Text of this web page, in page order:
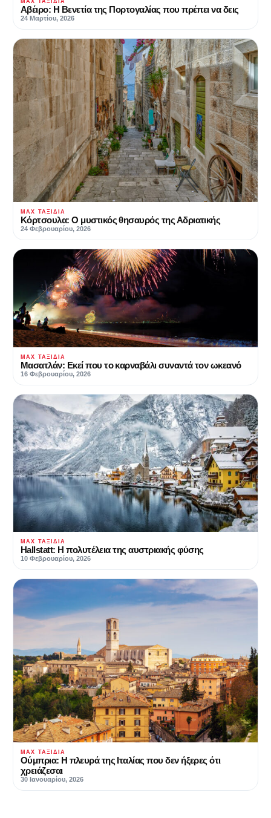
MAX ΤΑΞΊΔΙΑ
Αβέιρο: Η Βενετία της Πορτογαλίας που πρέπει να δεις
24 Μαρτίου, 2026
MAX ΤΑΞΊΔΙΑ
Κόρτσουλα: Ο μυστικός θησαυρός της Αδριατικής
24 Φεβρουαρίου, 2026
MAX ΤΑΞΊΔΙΑ
Μασατλάν: Εκεί που το καρναβάλι συναντά τον ωκεανό
16 Φεβρουαρίου, 2026
MAX ΤΑΞΊΔΙΑ
Hallstatt: Η πολυτέλεια της αυστριακής φύσης
10 Φεβρουαρίου, 2026
MAX ΤΑΞΊΔΙΑ
Ούμπρια: Η πλευρά της Ιταλίας που δεν ήξερες ότι
χρειάζεσαι
30 Ιανουαρίου, 2026